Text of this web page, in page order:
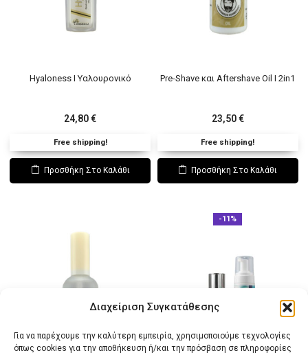
Διαχείριση Συγκατάθεσης
Για να παρέχουμε την καλύτερη εμπειρία, χρησιμοποιούμε τεχνολογίες
όπως cookies για την αποθήκευση ή/και την πρόσβαση σε πληροφορίες
Hyaloness Ι Υαλουρονικό
24,80€
Free shipping!
Προσθήκη Στο Καλάθι
Pre-Shave και Aftershave Oil I 2in1
23,50€
Free shipping!
Προσθήκη Στο Καλάθι
-11%